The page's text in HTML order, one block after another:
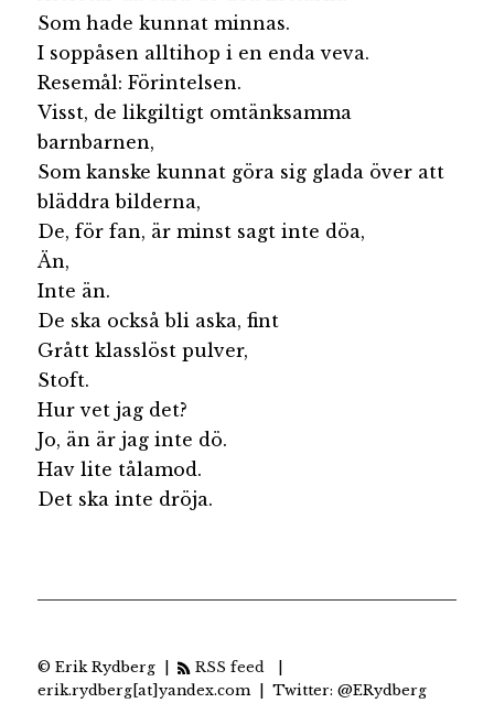
Som hade kunnat minnas.
I soppåsen alltihop i en enda veva.
Resemål: Förintelsen.
Visst, de likgiltigt omtänksamma
barnbarnen,
Som kanske kunnat göra sig glada över att
bläddra bilderna,
De, för fan, är minst sagt inte döa,
Än,
Inte än.
De ska också bli aska, fint
Grått klasslöst pulver,
Stoft.
Hur vet jag det?
Jo, än är jag inte dö.
Hav lite tålamod.
Det ska inte dröja.
© Erik Rydberg | RSS feed
erik.rydberg[at]yandex.com | Twitter: @ERydberg